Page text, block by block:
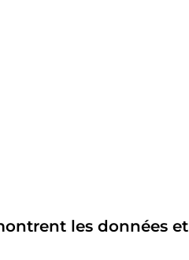
les données et